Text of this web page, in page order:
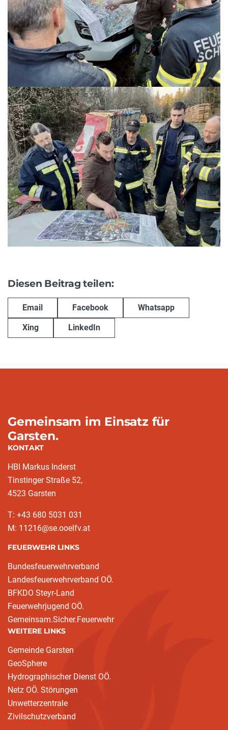
Diesen Beitrag teilen:
Email Facebook Whatsapp
Xing LinkedIn
Gemeinsam im Einsatz für
Garsten.
KONTAKT
HBI Markus Inderst
Tinstinger Straße 52,
4523 Garsten
T: +43 680 5031 031
M: 11216@se.ooelfv.at
FEUERWEHR LINKS
Bundesfeuerwehrverband
Landesfeuerwehrverband OÖ.
BFKDO Steyr-Land
Feuerwehrjugend OÖ.
Gemeinsam.Sicher.Feuerwehr
WEITERE LINKS
Gemeinde Garsten
GeoSphere
Hydrographischer Dienst OÖ.
Netz OÖ. Störungen
Unwetterzentrale
Zivilschutzverband